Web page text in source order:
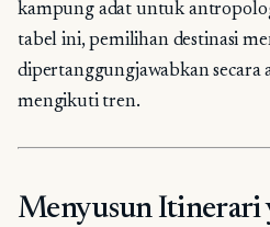
kampung adat untuk
tabel ini, pemilihan destinasi
dipertanggungjawabkan secara
mengikuti tren.
Menyusun Itinerari